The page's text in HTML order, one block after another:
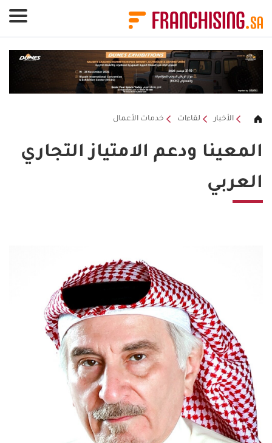
الأخبار لقاءات خدمات الأعمال
المعينا ودعم الامتياز التجاري
العربي
لوحة إدارة ملفات تعريف الارتباط